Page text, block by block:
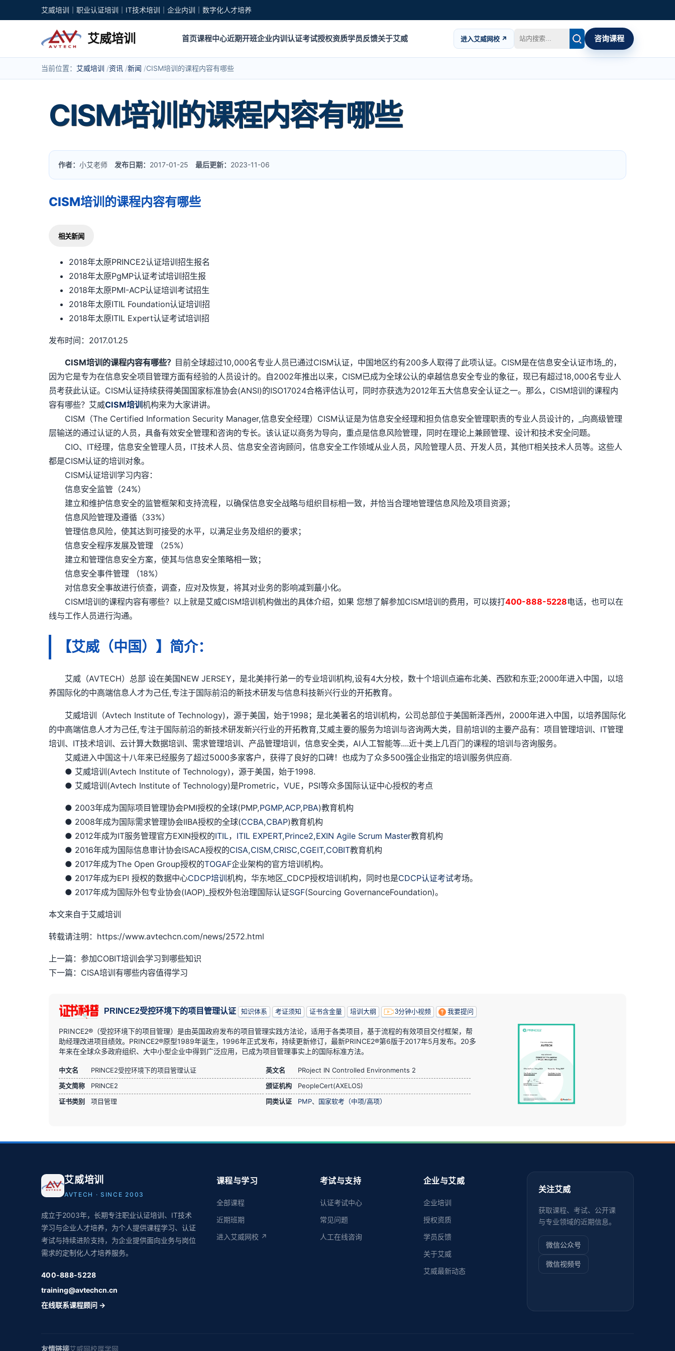
艾威培训｜职业认证培训｜IT技术培训｜企业内训｜数字化人才培养
艾威培训 首页课程中心近期开班企业内训认证考试授权资质学员反馈关于艾威 进入艾威网校 ↗ 咨询课程
当前位置： 艾威培训 资讯 新闻 CISM培训的课程内容有哪些
CISM培训的课程内容有哪些
作者：小艾老师 发布日期： 2017-01-25最后更新： 2023-11-06
CISM培训的课程内容有哪些
相关新闻
2018年太原PRINCE2认证培训招生报名
2018年太原PgMP认证考试培训招生报
2018年太原PMI-ACP认证培训考试招生
2018年太原ITIL Foundation认证培训招
2018年太原ITIL Expert认证考试培训招
发布时间：2017.01.25
CISM培训的课程内容有哪些？ 目前全球超过10,000名专业人员已通过CISM认证，中国地区约有200多人取得了此项认证。CISM是在信息安全认证市场_的，
因为它是专为在信息安全项目管理方面有经验的人员设计的。自2002年推出以来，CISM已成为全球公认的卓越信息安全专业的象征，现已有超过18,000名专业人
员考获此认证。CISM认证持续获得美国国家标准协会(ANSI)的ISO17024合格评估认可，同时亦获选为2012年五大信息安全认证之一。那么，CISM培训的课程内
容有哪些？艾威CISM培训机构来为大家讲讲。
CISM（The Certified Information Security Manager,信息安全经理）CISM认证是为信息安全经理和担负信息安全管理职责的专业人员设计的，_向高级管理
层输送的通过认证的人员，具备有效安全管理和咨询的专长。该认证以商务为导向，重点是信息风险管理，同时在理论上兼顾管理、设计和技术安全问题。
CIO、IT经理，信息安全管理人员，IT技术人员、信息安全咨询顾问，信息安全工作领域从业人员，风险管理人员、开发人员，其他IT相关技术人员等。这些人
都是CISM认证的培训对象。
CISM认证培训学习内容：
信息安全监管（24%）
建立和维护信息安全的监管框架和支持流程，以确保信息安全战略与组织目标相一致，并恰当合理地管理信息风险及项目资源；
信息风险管理及遵循（33%）
管理信息风险，使其达到可接受的水平，以满足业务及组织的要求；
信息安全程序发展及管理 （25%）
建立和管理信息安全方案，使其与信息安全策略相一致；
信息安全事件管理 （18%）
对信息安全事故进行侦查，调查，应对及恢复，将其对业务的影响减到蕞小化。
CISM培训的课程内容有哪些？以上就是艾威CISM培训机构做出的具体介绍，如果 您想了解参加CISM培训的费用，可以拨打400-888-5228电话，也可以在
线与工作人员进行沟通。
【艾威（中国）】简介：
艾威（AVTECH）总部 设在美国NEW JERSEY，是北美排行弟一的专业培训机构,设有4大分校，数十个培训点遍布北美、西欧和东亚;2000年进入中国，以培
养国际化的中高端信息人才为己任,专注于国际前沿的新技术研发与信息科技新兴行业的开拓教育。
艾威培训（Avtech Institute of Technology)，源于美国，始于1998；是北美著名的培训机构，公司总部位于美国新泽西州，2000年进入中国，以培养国际化
的中高端信息人才为己任,专注于国际前沿的新技术研发新兴行业的开拓教育,艾威主要的服务为培训与咨询两大类，目前培训的主要产品有：项目管理培训、IT管理
培训、IT技术培训、云计算大数据培训、需求管理培训、产品管理培训，信息安全类，AI人工智能等....近十类上几百门的课程的培训与咨询服务。
艾威进入中国这十八年来已经服务了超过5000多家客户，获得了良好的口碑！也成为了众多500强企业指定的培训服务供应商.
● 艾威培训(Avtech Institute of Technology)，源于美国，始于1998.
● 艾威培训(Avtech Institute of Technology)是Prometric，VUE，PSI等众多国际认证中心授权的考点
● 2003年成为国际项目管理协会PMI授权的全球(PMP,PGMP,ACP,PBA)教育机构
● 2008年成为国际需求管理协会IIBA授权的全球(CCBA,CBAP)教育机构
● 2012年成为IT服务管理官方EXIN授权的ITIL， ITIL EXPERT,Prince2,EXIN Agile Scrum Master教育机构
● 2016年成为国际信息审计协会ISACA授权的CISA,CISM,CRISC,CGEIT,COBIT教育机构
● 2017年成为The Open Group授权的TOGAF企业架构的官方培训机构。
● 2017年成为EPI 授权的数据中心CDCP培训机构，华东地区_CDCP授权培训机构，同时也是CDCP认证考试考场。
● 2017年成为国际外包专业协会(IAOP)_授权外包治理国际认证SGF(Sourcing GovernanceFoundation)。
本文来自于艾威培训
转载请注明：https://www.avtechcn.com/news/2572.html
上一篇：参加COBIT培训会学习到哪些知识
下一篇：CISA培训有哪些内容值得学习
PRINCE2受控环境下的项目管理认证 知识体系 考证须知 证书含金量 培训大纲 3分钟小视频 我要提问
PRINCE2®（受控环境下的项目管理）是由英国政府发布的项目管理实践方法论，适用于各类项目，基于流程的有效项目交付框架，帮
助经理改进项目绩效。PRINCE2®原型1989年诞生，1996年正式发布，持续更新修订，最新PRINCE2®第6版于2017年5月发布。20多
年来在全球众多政府组织、大中小型企业中得到广泛应用，已成为项目管理事实上的国际标准方法。
中文名 PRINCE2受控环境下的项目管理认证 英文名
PRoject IN Controlled Environments 2
英文简称
PRINCE2 颁证机构
PeopleCert(AXELOS)
证书类别
项目管理 同类认证 PMP、 国家软考（中项/高项）
艾威培训
AVTECH · SINCE 2003
成立于2003年，长期专注职业认证培训、IT技术
学习与企业人才培养，为个人提供课程学习、认证
考试与持续进阶支持，为企业提供面向业务与岗位
需求的定制化人才培养服务。
400-888-5228
training@avtechcn.cn
在线联系课程顾问 →
课程与学习
全部课程
近期班期
进入艾威网校 ↗
考试与支持
认证考试中心
常见问题
人工在线咨询
企业与艾威
企业培训
授权资质
学员反馈
关于艾威
艾威最新动态
关注艾威
获取课程、考试、公开课
与专业领域的近期信息。
微信公众号
微信视频号
友情链接艾威网校厚学网